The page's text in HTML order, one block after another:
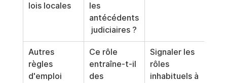
lois locales
les
antécédents
judiciaires ?
Autres
règles
d'emploi
Ce rôle
entraîne-t-il
des
Signaler les
rôles
inhabituels à